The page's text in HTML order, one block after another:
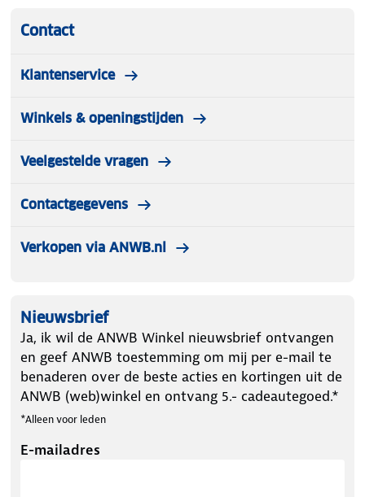
Contact
Klantenservice
Winkels & openingstijden
Veelgestelde vragen
Contactgegevens
Verkopen via ANWB.nl
Nieuwsbrief
Ja, ik wil de ANWB Winkel nieuwsbrief ontvangen
en geef ANWB toestemming om mij per e-mail te
benaderen over de beste acties en kortingen uit de
ANWB (web)winkel en ontvang 5.- cadeautegoed.*
*Alleen voor leden
E-mailadres